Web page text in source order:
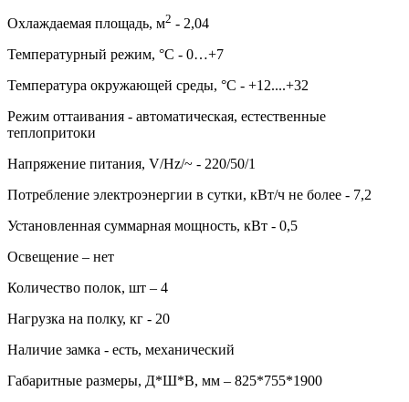
Охлаждаемая площадь, м2 - 2,04
Температурный режим, °C - 0…+7
Температура окружающей среды, °С - +12....+32
Режим оттаивания - автоматическая, естественные
теплопритоки
Напряжение питания, V/Hz/~ - 220/50/1
Потребление электроэнергии в сутки, кВт/ч не более - 7,2
Установленная суммарная мощность, кВт - 0,5
Освещение – нет
Количество полок, шт – 4
Нагрузка на полку, кг - 20
Наличие замка - есть, механический
Габаритные размеры, Д*Ш*В, мм – 825*755*1900